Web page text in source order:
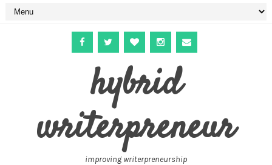
hybrid
writerpreneur
improving writerpreneurship